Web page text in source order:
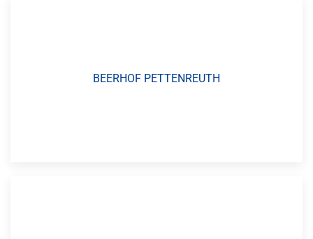
BEERHOF PETTENREUTH